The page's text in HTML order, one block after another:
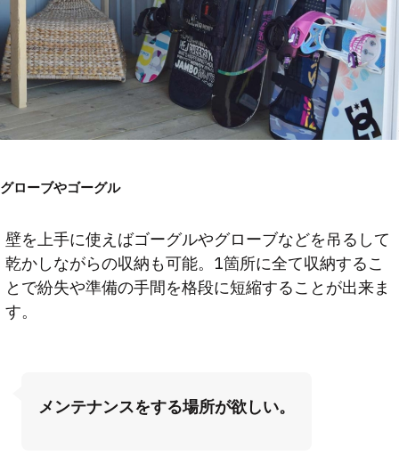
グローブやゴーグル
壁を上手に使えばゴーグルやグローブなどを吊るして
乾かしながらの収納も可能。1箇所に全て収納するこ
とで紛失や準備の手間を格段に短縮することが出来ま
す。
メンテナンスをする場所が欲しい。